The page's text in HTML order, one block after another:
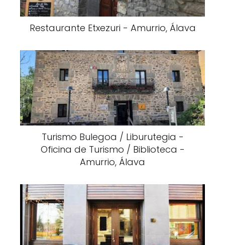
Restaurante Etxezuri - Amurrio, Álava
Turismo Bulegoa / Liburutegia -
Oficina de Turismo / Biblioteca -
Amurrio, Álava